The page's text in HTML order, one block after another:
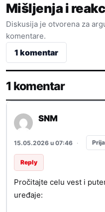
Mišljenja i
Diskusija je otvorena za
komentare.
1 komentar
1 komentar
SNM
15.05.2026 u 07:46 ·
Reply
Pročitajte celu vest i
uređaje: